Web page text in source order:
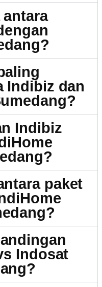
antara
Indibiz dan
Indibiz
paket
Indosat